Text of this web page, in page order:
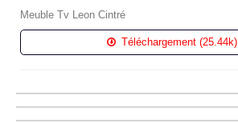
Meuble Tv Leon Cintré
Téléchargement (25.44k)